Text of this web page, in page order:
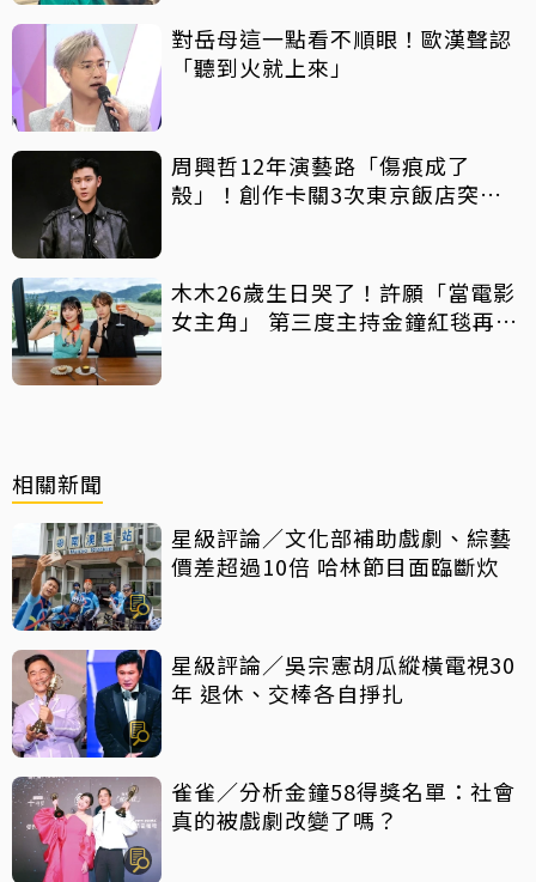
對岳母這一點看不順眼！歐漢聲認
「聽到火就上來」
周興哲12年演藝路「傷痕成了
殼」！創作卡關3次東京飯店突找
木木26歲生日哭了！許願「當電影
女主角」 第三度主持金鐘紅毯再喊
相關新聞
星級評論／文化部補助戲劇、綜藝
價差超過10倍 哈林節目面臨斷炊
星級評論／吳宗憲胡瓜縱橫電視30
年 退休、交棒各自掙扎
雀雀／分析金鐘58得獎名單：社會
真的被戲劇改變了嗎？